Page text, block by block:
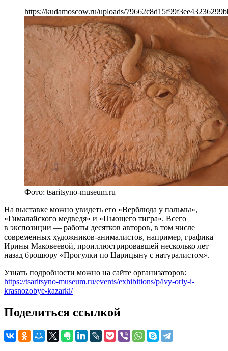
https://kudamoscow.ru/uploads/
Фото: tsaritsyno-museum.ru
На выставке можно увидеть его «Верблюда у пальмы»,
«Гималайского медведя» и «Пьющего тигра». Всего
в экспозиции — работы десятков авторов, в том числе
современных художников-анималистов, например, графика
Ирины Маковеевой, проиллюстрировавшей несколько лет
назад брошюру «Прогулки по Царицыну с натуралистом».
Узнать подробности можно на сайте организаторов:
https://tsaritsyno-museum.ru/events/exhibitions/p/lvy-orly-i-
krasnozobye-kazarki/
Поделиться ссылкой